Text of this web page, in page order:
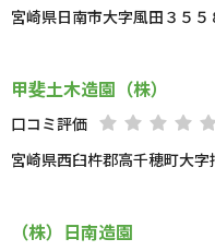
宮崎県日南市大字風田３５５
甲斐土木造園（株）
口コミ評価
宮崎県西臼杵郡高千穂町大字
（株）日南造園